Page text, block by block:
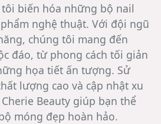
tôi biến hóa những bộ nail
nghệ thuật. Với đội ngũ
chúng tôi mang đến
đáo, từ phong cách tối giản
họa tiết ấn tượng. Sử
lượng cao và cập nhật xu
Beauty giúp bạn thể
móng đẹp hoàn hảo.